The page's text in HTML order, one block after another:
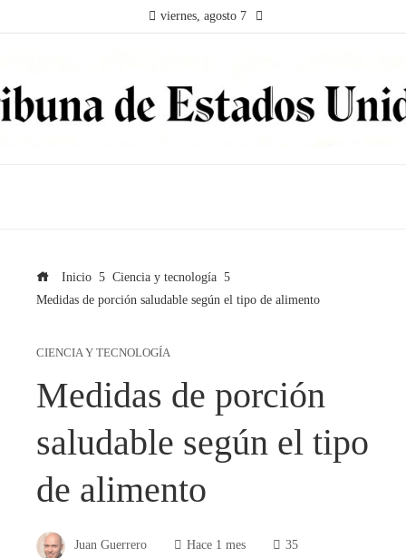
viernes, agosto 7
Inicio
Ciencia y tecnología
Medidas de porción saludable según el tipo de alimento
CIENCIA Y TECNOLOGÍA
Medidas de porción
saludable según el tipo
de alimento
Juan Guerrero Hace 1 mes 35